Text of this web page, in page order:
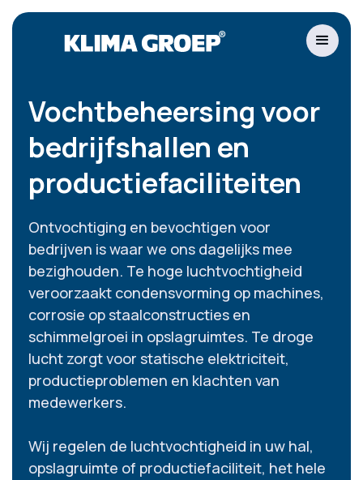
Vochtbeheersing voor
bedrijfshallen en
productiefaciliteiten
Ontvochtiging en bevochtigen voor
bedrijven is waar we ons dagelijks mee
bezighouden. Te hoge luchtvochtigheid
veroorzaakt condensvorming op machines,
corrosie op staalconstructies en
schimmelgroei in opslagruimtes. Te droge
lucht zorgt voor statische elektriciteit,
productieproblemen en klachten van
medewerkers.
Wij regelen de luchtvochtigheid in uw hal,
opslagruimte of productiefaciliteit, het hele